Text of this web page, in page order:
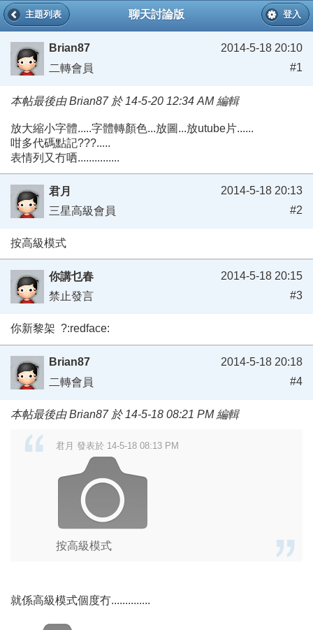
聊天討論版
主題列表 登入
Brian87
二轉會員
2014-5-18 20:10
#1
本帖最後由 Brian87 於 14-5-20 12:34 AM 編輯
放大縮小字體.....字體轉顏色...放圖...放utube片......
咁多代碼點記???.....
表情列又冇哂...............
君月
三星高級會員
2014-5-18 20:13
#2
按高級模式
你講乜春
禁止發言
2014-5-18 20:15
#3
你新黎架 ?:redface:
Brian87
二轉會員
2014-5-18 20:18
#4
本帖最後由 Brian87 於 14-5-18 08:21 PM 編輯
君月 發表於 14-5-18 08:13 PM
按高級模式
就係高級模式個度冇..............